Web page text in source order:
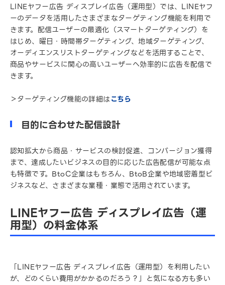
LINEヤフー広告 ディスプレイ広告（運用型）では、LINEヤフ
ーのデータを活用したさまざまなターゲティング機能を利用で
きます。配信ユーザーの最適化（スマートターゲティング）を
はじめ、曜日・時間帯ターゲティング、地域ターゲティング、
オーディエンスリストターゲティングなどを活用することで、
商品やサービスに関心の高いユーザーへ効率的に広告を配信で
きます。
＞ターゲティング機能の詳細はこちら
目的に合わせた配信設計
認知拡大から商品・サービスの検討促進、コンバージョン獲得
まで、達成したいビジネスの目的に応じた広告配信が可能な点
も特徴です。BtoC企業はもちろん、BtoB企業や地域密着型ビ
ジネスなど、さまざまな業種・業態で活用されています。
LINEヤフー広告 ディスプレイ広告（運
用型）の料金体系
「LINEヤフー広告 ディスプレイ広告（運用型）を利用したい
が、どのくらい費用がかかるのだろう？」と気になる方も多い